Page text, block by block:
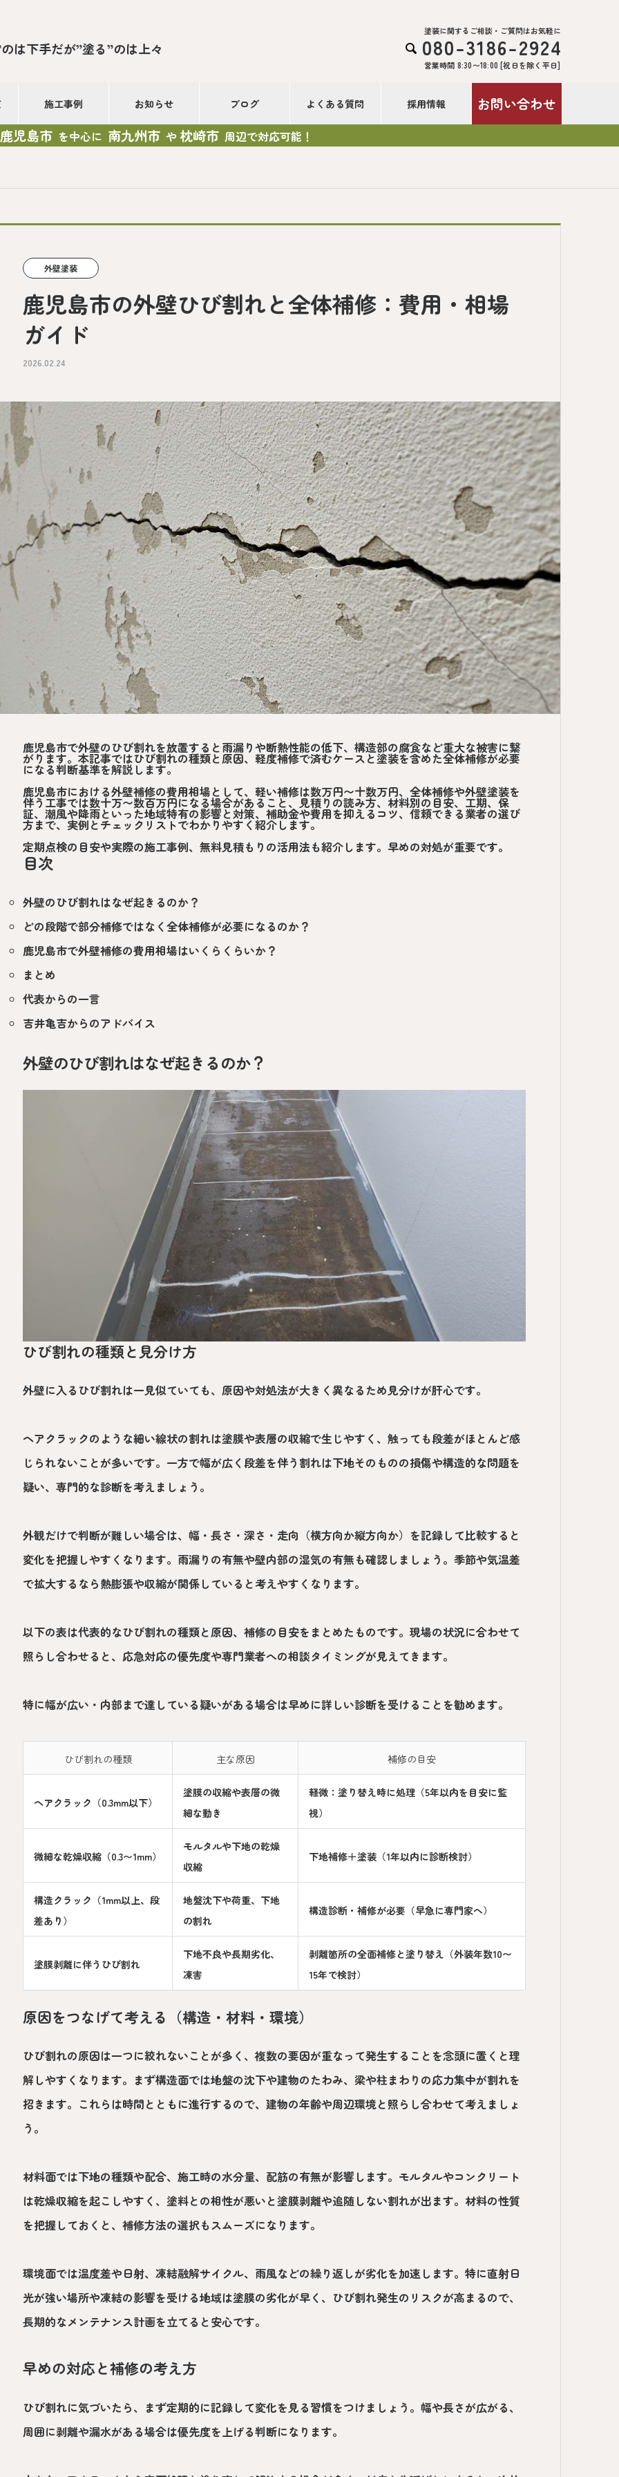
は下手だが”塗る”のは上々 
塗装に関するご相談・ご質問はお気軽に
080-3186-2924
営業時間 8:30〜18:00 [祝日を除く平日]
施工事例 お知らせ ブログ よくある質問 採用情報 お問い合わせ
鹿児島市 を中心に 南九州市 や 枕崎市 周辺で対応可能！
外壁塗装
鹿児島市の外壁ひび割れと全体補修：費用・相場
ガイド
2026.02.24
鹿児島市で外壁のひび割れを放置すると雨漏りや断熱性能の低下、構造部の腐食など重大な被害に繋
がります。本記事ではひび割れの種類と原因、軽度補修で済むケースと塗装を含めた全体補修が必要
になる判断基準を解説します。
鹿児島市における外壁補修の費用相場として、軽い補修は数万円〜十数万円、全体補修や外壁塗装を
伴う工事では数十万〜数百万円になる場合があること、見積りの読み方、材料別の目安、工期、保
証、潮風や降雨といった地域特有の影響と対策、補助金や費用を抑えるコツ、信頼できる業者の選び
方まで、実例とチェックリストでわかりやすく紹介します。
定期点検の目安や実際の施工事例、無料見積もりの活用法も紹介します。早めの対処が重要です。
目次
外壁のひび割れはなぜ起きるのか？
どの段階で部分補修ではなく全体補修が必要になるのか？
鹿児島市で外壁補修の費用相場はいくらくらいか？
まとめ
代表からの一言
吉井亀吉からのアドバイス
外壁のひび割れはなぜ起きるのか？
ひび割れの種類と見分け方
外壁に入るひび割れは一見似ていても、原因や対処法が大きく異なるため見分けが肝心です。
ヘアクラックのような細い線状の割れは塗膜や表層の収縮で生じやすく、触っても段差がほとんど感
じられないことが多いです。一方で幅が広く段差を伴う割れは下地そのものの損傷や構造的な問題を
疑い、専門的な診断を考えましょう。
外観だけで判断が難しい場合は、幅・長さ・深さ・走向（横方向か縦方向か）を記録して比較すると
変化を把握しやすくなります。雨漏りの有無や壁内部の湿気の有無も確認しましょう。季節や気温差
で拡大するなら熱膨張や収縮が関係していると考えやすくなります。
以下の表は代表的なひび割れの種類と原因、補修の目安をまとめたものです。現場の状況に合わせて
照らし合わせると、応急対応の優先度や専門業者への相談タイミングが見えてきます。
特に幅が広い・内部まで達している疑いがある場合は早めに詳しい診断を受けることを勧めます。
ひび割れの種類 主な原因 補修の目安
ヘアクラック（0.3mm以下）
塗膜の収縮や表層の微
細な動き
軽微：塗り替え時に処理（5年以内を目安に監
視）
微細な乾燥収縮（0.3〜1mm）
モルタルや下地の乾燥
収縮
下地補修＋塗装（1年以内に診断検討）
構造クラック（1mm以上、段
差あり）
地盤沈下や荷重、下地
の割れ
構造診断・補修が必要（早急に専門家へ）
塗膜剥離に伴うひび割れ
下地不良や長期劣化、
凍害
剥離箇所の全面補修と塗り替え（外装年数10〜
15年で検討）
原因をつなげて考える（構造・材料・環境）
ひび割れの原因は一つに絞れないことが多く、複数の要因が重なって発生することを念頭に置くと理
解しやすくなります。まず構造面では地盤の沈下や建物のたわみ、梁や柱まわりの応力集中が割れを
招きます。これらは時間とともに進行するので、建物の年齢や周辺環境と照らし合わせて考えましょ
う。
材料面では下地の種類や配合、施工時の水分量、配筋の有無が影響します。モルタルやコンクリート
は乾燥収縮を起こしやすく、塗料との相性が悪いと塗膜剥離や追随しない割れが出ます。材料の性質
を把握しておくと、補修方法の選択もスムーズになります。
環境面では温度差や日射、凍結融解サイクル、雨風などの繰り返しが劣化を加速します。特に直射日
光が強い場所や凍結の影響を受ける地域は塗膜の劣化が早く、ひび割れ発生のリスクが高まるので、
長期的なメンテナンス計画を立てると安心です。
早めの対応と補修の考え方
ひび割れに気づいたら、まず定期的に記録して変化を見る習慣をつけましょう。幅や長さが広がる、
周囲に剥離や漏水がある場合は優先度を上げる判断になります。